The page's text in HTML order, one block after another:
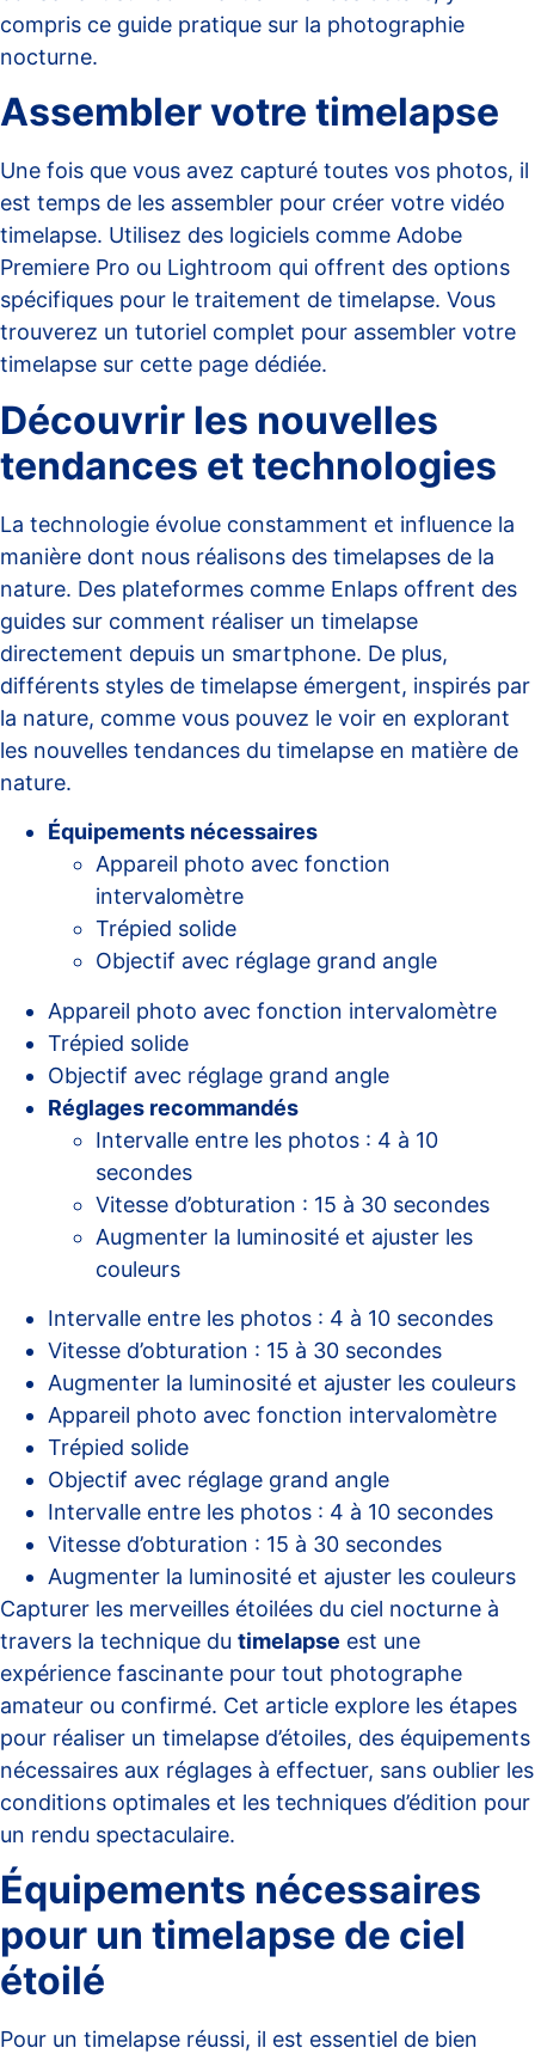
compris ce guide pratique sur la photographie
nocturne.
Assembler votre timelapse
Une fois que vous avez capturé toutes vos photos, il
est temps de les assembler pour créer votre vidéo
timelapse. Utilisez des logiciels comme Adobe
Premiere Pro ou Lightroom qui offrent des options
spécifiques pour le traitement de timelapse. Vous
trouverez un tutoriel complet pour assembler votre
timelapse sur cette page dédiée.
Découvrir les nouvelles
tendances et technologies
La technologie évolue constamment et influence la
manière dont nous réalisons des timelapses de la
nature. Des plateformes comme Enlaps offrent des
guides sur comment réaliser un timelapse
directement depuis un smartphone. De plus,
différents styles de timelapse émergent, inspirés par
la nature, comme vous pouvez le voir en explorant
les nouvelles tendances du timelapse en matière de
nature.
Équipements nécessaires
Appareil photo avec fonction
intervalomètre
Trépied solide
Objectif avec réglage grand angle
Appareil photo avec fonction intervalomètre
Trépied solide
Objectif avec réglage grand angle
Réglages recommandés
Intervalle entre les photos : 4 à 10
secondes
Vitesse d’obturation : 15 à 30 secondes
Augmenter la luminosité et ajuster les
couleurs
Intervalle entre les photos : 4 à 10 secondes
Vitesse d’obturation : 15 à 30 secondes
Augmenter la luminosité et ajuster les couleurs
Appareil photo avec fonction intervalomètre
Trépied solide
Objectif avec réglage grand angle
Intervalle entre les photos : 4 à 10 secondes
Vitesse d’obturation : 15 à 30 secondes
Augmenter la luminosité et ajuster les couleurs
Capturer les merveilles étoilées du ciel nocturne à
travers la technique du timelapse est une
expérience fascinante pour tout photographe
amateur ou confirmé. Cet article explore les étapes
pour réaliser un timelapse d’étoiles, des équipements
nécessaires aux réglages à effectuer, sans oublier les
conditions optimales et les techniques d’édition pour
un rendu spectaculaire.
Équipements nécessaires
pour un timelapse de ciel
étoilé
Pour un timelapse réussi, il est essentiel de bien